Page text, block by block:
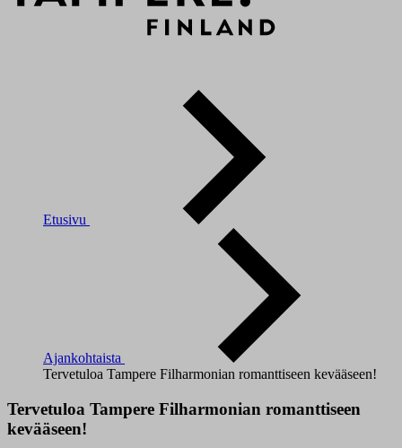
Etusivu
Ajankohtaista
Tervetuloa Tampere Filharmonian romanttiseen kevääseen!
Tervetuloa Tampere Filharmonian romanttiseen
kevääseen!